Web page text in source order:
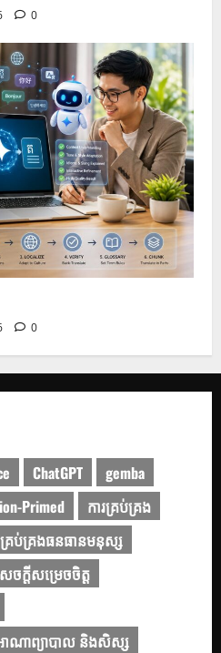
0
0
ChatGPT
gemba
Primed
ការគ្រប់គ្រង
គ្រប់គ្រងធនធានមនុស្ស
េចក្ដីសម្រេចចិត្ត
ាណាព្យាបាល និងសិស្ស